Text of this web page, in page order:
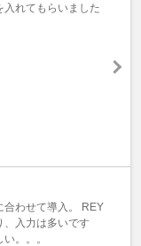
入れてもらいました
合わせて導入。 REY
、入力は多いです
。。。